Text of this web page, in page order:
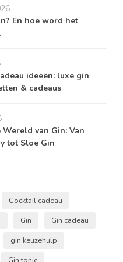
En hoe word het
ideeën: luxe gin
& cadeaus
Wereld van Gin: Van
tot Sloe Gin
Cocktail cadeau
Gin
Gin cadeau
gin keuzehulp
Gin tonic